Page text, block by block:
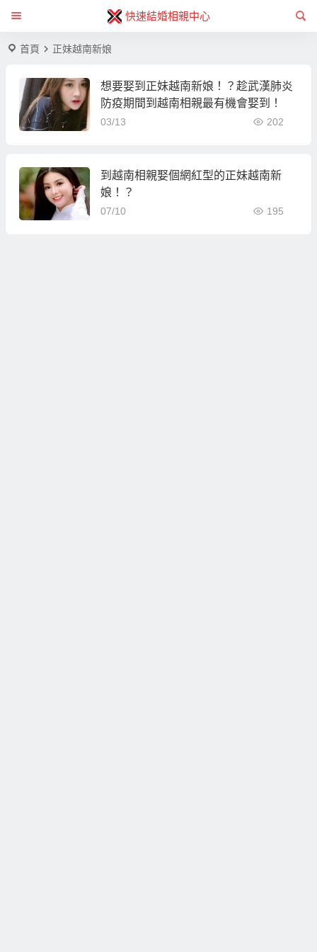
快速結婚相親中心
首頁 正妹越南新娘
想要娶到正妹越南新娘！？趁武漢肺炎
防疫期間到越南相親最有機會娶到！
03/13 202
到越南相親娶個網紅型的正妹越南新
娘！？
07/10 195